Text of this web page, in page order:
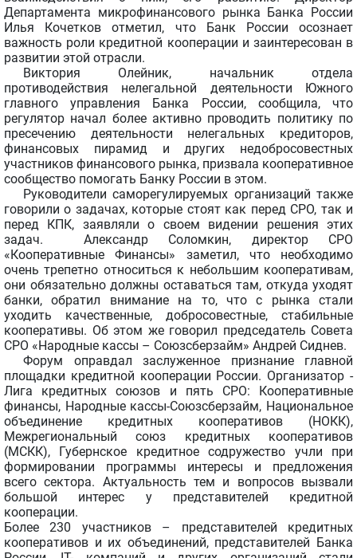
Департамента микрофинансового рынка Банка России
Илья Кочетков отметил, что Банк России осознает
важность роли кредитной кооперации и заинтересован в
развитии этой отрасли.
Виктория Олейник, начальник отдела
противодействия нелегальной деятельности Южного
главного управления Банка России, сообщила, что
регулятор начал более активно проводить политику по
пресечению деятельности нелегальных кредиторов,
финансовых пирамид и других недобросовестных
участников финансового рынка, призвала кооперативное
сообщество помогать Банку России в этом.
Руководители саморегулируемых организаций также
говорили о задачах, которые стоят как перед СРО, так и
перед КПК, заявляли о своем видении решения этих
задач. Александр Соломкин, директор СРО
«Кооперативные Финансы» заметил, что необходимо
очень трепетно относиться к небольшим кооперативам,
они обязательно должны оставаться там, откуда уходят
банки, обратил внимание на то, что с рынка стали
уходить качественные, добросовестные, стабильные
кооперативы. Об этом же говорил председатель Совета
СРО «Народные кассы – Союзсберзайм» Андрей Сиднев.
Форум оправдал заслуженное признание главной
площадки кредитной кооперации России. Организатор -
Лига кредитных союзов и пять СРО: Кооперативные
финансы, Народные кассы-Союзсберзайм, Национальное
объединение кредитных кооперативов (НОКК),
Межрегиональный союз кредитных кооперативов
(МСКК), Губернское кредитное содружество учли при
формировании программы интересы и предложения
всего сектора. Актуальность тем и вопросов вызвали
большой интерес у представителей кредитной
кооперации.
Более 230 участников – представителей кредитных
кооперативов и их объединений, представителей Банка